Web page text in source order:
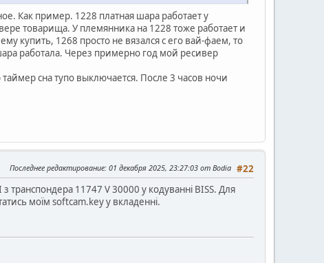
Как пример. 1228 платная шара работает у
товарища. У племянника на 1228 тоже работает и
купить, 1268 просто не вязался с его вай-фаем, то
работала. Через примерно год мой ресивер
сна тупо выключается. После 3 часов ночи
#22
Последнее редактирование: 01 декабря 2025, 23:27:03 от Bodia
транспондера 11747 V 30000 у кодуванні BISS. Для
моїм softcam.key у вкладенні.